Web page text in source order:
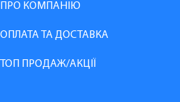
ПРО КОМПАНІЮ
ОПЛАТА ТА ДОСТАВКА
ТОП ПРОДАЖ/АКЦІЇ